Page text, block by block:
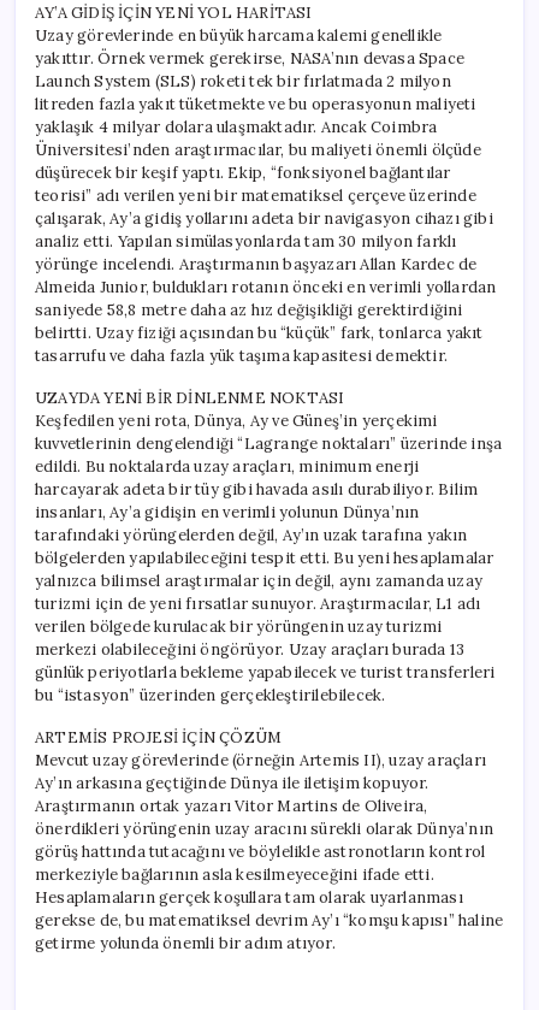
AY’A GİDİŞ İÇİN YENİ YOL HARİTASI
Uzay görevlerinde en büyük harcama kalemi genellikle
yakıttır. Örnek vermek gerekirse, NASA’nın devasa Space
Launch System (SLS) roketi tek bir fırlatmada 2 milyon
litreden fazla yakıt tüketmekte ve bu operasyonun maliyeti
yaklaşık 4 milyar dolara ulaşmaktadır. Ancak Coimbra
Üniversitesi’nden araştırmacılar, bu maliyeti önemli ölçüde
düşürecek bir keşif yaptı. Ekip, “fonksiyonel bağlantılar
teorisi” adı verilen yeni bir matematiksel çerçeve üzerinde
çalışarak, Ay’a gidiş yollarını adeta bir navigasyon cihazı gibi
analiz etti. Yapılan simülasyonlarda tam 30 milyon farklı
yörünge incelendi. Araştırmanın başyazarı Allan Kardec de
Almeida Junior, buldukları rotanın önceki en verimli yollardan
saniyede 58,8 metre daha az hız değişikliği gerektirdiğini
belirtti. Uzay fiziği açısından bu “küçük” fark, tonlarca yakıt
tasarrufu ve daha fazla yük taşıma kapasitesi demektir.
UZAYDA YENİ BİR DİNLENME NOKTASI
Keşfedilen yeni rota, Dünya, Ay ve Güneş’in yerçekimi
kuvvetlerinin dengelendiği “Lagrange noktaları” üzerinde inşa
edildi. Bu noktalarda uzay araçları, minimum enerji
harcayarak adeta bir tüy gibi havada asılı durabiliyor. Bilim
insanları, Ay’a gidişin en verimli yolunun Dünya’nın
tarafındaki yörüngelerden değil, Ay’ın uzak tarafına yakın
bölgelerden yapılabileceğini tespit etti. Bu yeni hesaplamalar
yalnızca bilimsel araştırmalar için değil, aynı zamanda uzay
turizmi için de yeni fırsatlar sunuyor. Araştırmacılar, L1 adı
verilen bölgede kurulacak bir yörüngenin uzay turizmi
merkezi olabileceğini öngörüyor. Uzay araçları burada 13
günlük periyotlarla bekleme yapabilecek ve turist transferleri
bu “istasyon” üzerinden gerçekleştirilebilecek.
ARTEMİS PROJESİ İÇİN ÇÖZÜM
Mevcut uzay görevlerinde (örneğin Artemis II), uzay araçları
Ay’ın arkasına geçtiğinde Dünya ile iletişim kopuyor.
Araştırmanın ortak yazarı Vitor Martins de Oliveira,
önerdikleri yörüngenin uzay aracını sürekli olarak Dünya’nın
görüş hattında tutacağını ve böylelikle astronotların kontrol
merkeziyle bağlarının asla kesilmeyeceğini ifade etti.
Hesaplamaların gerçek koşullara tam olarak uyarlanması
gerekse de, bu matematiksel devrim Ay’ı “komşu kapısı” haline
getirme yolunda önemli bir adım atıyor.